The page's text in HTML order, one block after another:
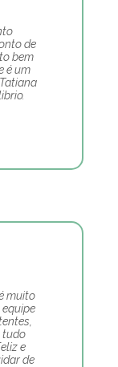
de
bem
é um
muito
tudo
e
de